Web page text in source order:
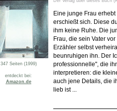
347 Seiten (1999)
entdeckt bei:
Amazon.de
Eine junge Frau
erschießt sich. Diese
ihm keine Ruhe. Die
Frau, die sein Vater
Erzähler selbst
beunruhigen ihn. Der
professionnelle", die
interpretieren: die
auch jene Details, die
lieb ist ...